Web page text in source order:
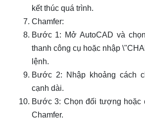
kết thúc quá trình.
Chamfer:
Bước 1: Mở AutoCAD và
thanh công cụ hoặc nhập
lệnh.
Bước 2: Nhập khoảng cách
cạnh dài.
Bước 3: Chọn đối tượng hoặc
Chamfer.